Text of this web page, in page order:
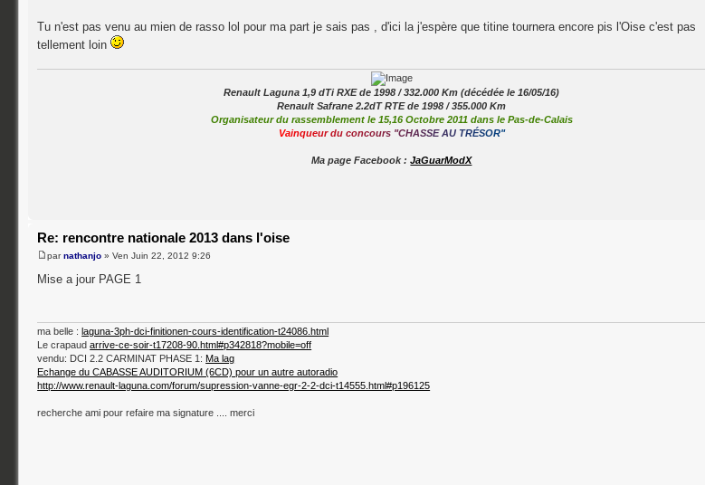
Tu n'est pas venu au mien de rasso lol pour ma part je sais pas , d'ici la j'espère que titine tournera encore pis l'Oise c'est pas
tellement loin
Renault Laguna 1,9 dTi RXE de 1998 / 332.000 Km (décédée le 16/05/16)
Renault Safrane 2.2dT RTE de 1998 / 355.000 Km
Organisateur du rassemblement le 15,16 Octobre 2011 dans le Pas-de-Calais
Vainqueur du concours "CHASSE AU TRÉSOR"
Ma page Facebook :JaGuarModX
Re: rencontre nationale 2013 dans l'oise
parnathanjo » Ven Juin 22, 2012 9:26
Mise a jour PAGE 1
ma belle :laguna-3ph-dci-finitionen-cours-identification-t24086.html
Le crapaudarrive-ce-soir-t17208-90.html#p342818?mobile=off
vendu: DCI 2.2 CARMINAT PHASE 1:Ma lag
Echange du CABASSE AUDITORIUM (6CD) pour un autre autoradio
http://www.renault-laguna.com/forum/supression-vanne-egr-2-2-dci-t14555.html#p196125
recherche ami pour refaire ma signature .... merci